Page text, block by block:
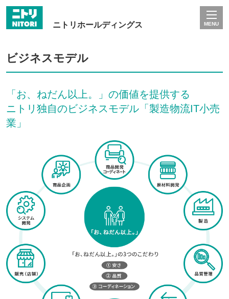
ニトリホールディングス MENU
ビジネスモデル
「お、ねだん以上。」の価値を提供する
ニトリ独自のビジネスモデル「製造物流IT小売
業」